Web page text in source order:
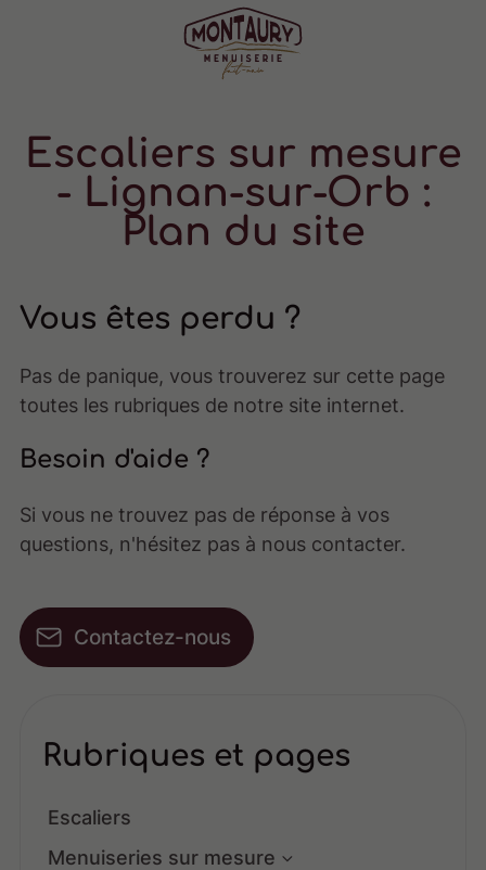
Escaliers sur mesure
- Lignan-sur-Orb :
Plan du site
Vous êtes perdu ?
Pas de panique, vous trouverez sur cette page
toutes les rubriques de notre site internet.​​
Besoin d'aide ?
Si vous ne trouvez pas de réponse à vos
questions, n'hésitez pas à nous contacter.
Contactez-nous
Rubriques et pages
Escaliers
Menuiseries sur mesure